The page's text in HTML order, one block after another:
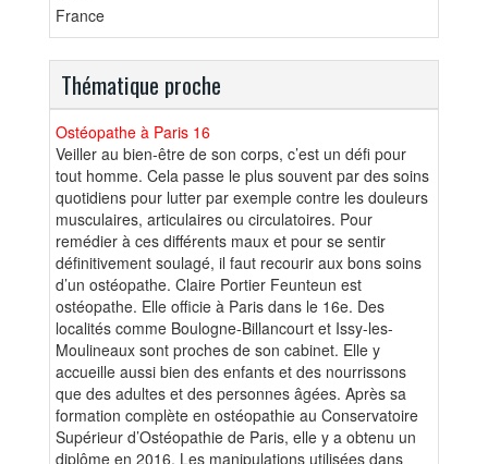
France
Thématique proche
Ostéopathe à Paris 16
Veiller au bien-être de son corps, c’est un défi pour
tout homme. Cela passe le plus souvent par des soins
quotidiens pour lutter par exemple contre les douleurs
musculaires, articulaires ou circulatoires. Pour
remédier à ces différents maux et pour se sentir
définitivement soulagé, il faut recourir aux bons soins
d’un ostéopathe. Claire Portier Feunteun est
ostéopathe. Elle officie à Paris dans le 16e. Des
localités comme Boulogne-Billancourt et Issy-les-
Moulineaux sont proches de son cabinet. Elle y
accueille aussi bien des enfants et des nourrissons
que des adultes et des personnes âgées. Après sa
formation complète en ostéopathie au Conservatoire
Supérieur d’Ostéopathie de Paris, elle y a obtenu un
diplôme en 2016. Les manipulations utilisées dans